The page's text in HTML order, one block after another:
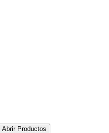
Abrir Productos